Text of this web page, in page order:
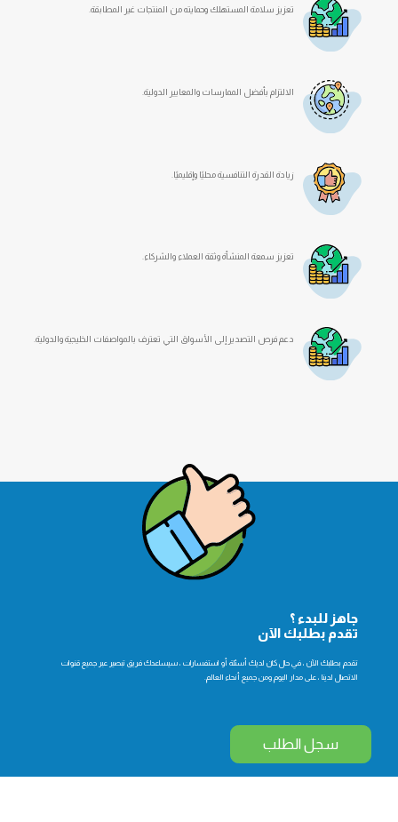
تعزيز سلامة المستهلك وحمايته من المنتجات غير المطابقة.
الالتزام بأفضل الممارسات والمعايير الدولية.
زيادة القدرة التنافسية محليًا وإقليميًا.
تعزيز سمعة المنشأة وثقة العملاء والشركاء.
دعم فرص التصدير إلى الأسواق التي تعترف بالمواصفات الخليجية والدولية.
جاهز للبدء ؟
تقدم بطلبك الآن
تقدم بطلبك الآن ، في حال كان لديك أسئلة أو استفسارات ، سيساعدك فريق تبصير عبر جميع قنوات
الاتصال لدينا ، على مدار اليوم ومن جميع أنحاء العالم.
سجل الطلب